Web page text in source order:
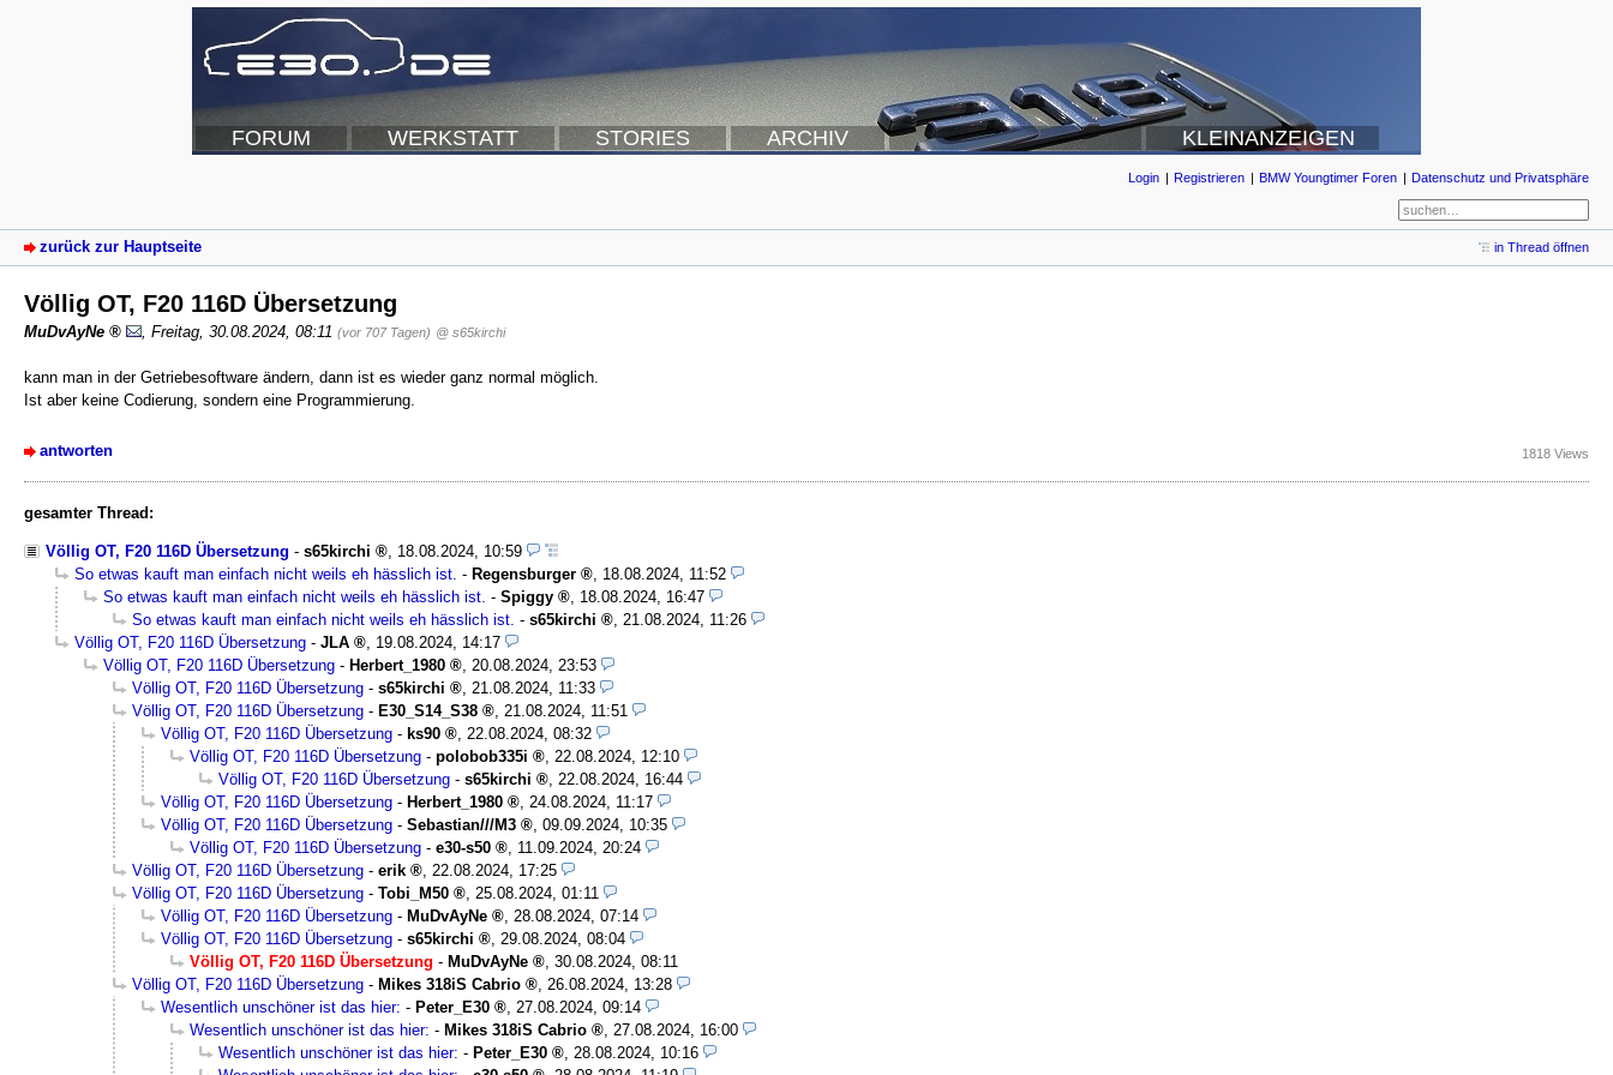
FORUM WERKSTATT STORIES ARCHIV KLEINANZEIGEN
Login Registrieren BMW Youngtimer Foren Datenschutz und Privatsphäre
zurück zur Hauptseite in Thread öffnen
Völlig OT, F20 116D Übersetzung
MuDvAyNe Freitag, 30.08.2024, 08:11 (vor 707 Tagen) @ s65kirchi
kann man in der Getriebesoftware ändern, dann ist es wieder ganz normal möglich.
Ist aber keine Codierung, sondern eine Programmierung.
antworten 1818 Views
gesamter Thread:
Völlig OT, F20 116D Übersetzung - s65kirchi
18.08.2024, 10:59
So etwas kauft man einfach nicht weils eh hässlich ist. - Regensburger
18.08.2024, 11:52
So etwas kauft man einfach nicht weils eh hässlich ist. - Spiggy
18.08.2024, 16:47
So etwas kauft man einfach nicht weils eh hässlich ist. - s65kirchi
21.08.2024, 11:26
Völlig OT, F20 116D Übersetzung - JLA
19.08.2024, 14:17
Völlig OT, F20 116D Übersetzung - Herbert_1980
20.08.2024, 23:53
Völlig OT, F20 116D Übersetzung - s65kirchi
21.08.2024, 11:33
Völlig OT, F20 116D Übersetzung - E30_S14_S38
21.08.2024, 11:51
Völlig OT, F20 116D Übersetzung - ks90
22.08.2024, 08:32
Völlig OT, F20 116D Übersetzung - polobob335i
22.08.2024, 12:10
Völlig OT, F20 116D Übersetzung - s65kirchi
22.08.2024, 16:44
Völlig OT, F20 116D Übersetzung - Herbert_1980
24.08.2024, 11:17
Völlig OT, F20 116D Übersetzung - Sebastian///M3
09.09.2024, 10:35
Völlig OT, F20 116D Übersetzung - e30-s50
11.09.2024, 20:24
Völlig OT, F20 116D Übersetzung - erik
22.08.2024, 17:25
Völlig OT, F20 116D Übersetzung - Tobi_M50
25.08.2024, 01:11
Völlig OT, F20 116D Übersetzung - MuDvAyNe
28.08.2024, 07:14
Völlig OT, F20 116D Übersetzung - s65kirchi
29.08.2024, 08:04
Völlig OT, F20 116D Übersetzung - MuDvAyNe
30.08.2024, 08:11
Völlig OT, F20 116D Übersetzung - Mikes 318iS Cabrio
26.08.2024, 13:28
Wesentlich unschöner ist das hier: - Peter_E30
27.08.2024, 09:14
Wesentlich unschöner ist das hier: - Mikes 318iS Cabrio
27.08.2024, 16:00
Wesentlich unschöner ist das hier: - Peter_E30
28.08.2024, 10:16